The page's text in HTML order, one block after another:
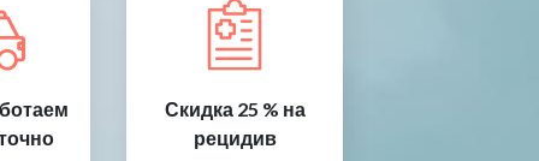
Скидка 25 % на
рецидив